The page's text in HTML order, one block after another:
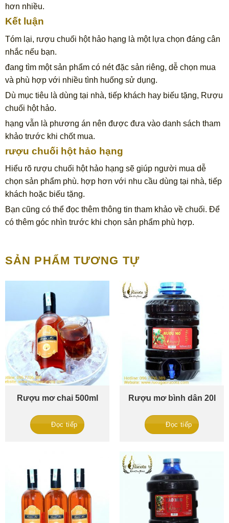
hơn nhiều.
Kết luận
Tóm lại, rượu chuối hột hảo hạng là một lựa chọn đáng cân
nhắc nếu bạn.
đang tìm một sản phẩm có nét đặc sản riêng, dễ chọn mua
và phù hợp với nhiều tình huống sử dụng.
Dù mục tiêu là dùng tại nhà, tiếp khách hay biếu tặng, Rượu
chuối hột hảo.
hạng vẫn là phương án nên được đưa vào danh sách tham
khảo trước khi chốt mua.
rượu chuối hột hảo hạng
Hiểu rõ rượu chuối hột hảo hạng sẽ giúp người mua dễ
chọn sản phẩm phù. hợp hơn với nhu cầu dùng tại nhà, tiếp
khách hoặc biếu tặng.
Bạn cũng có thể đọc thêm thông tin tham khảo về chuối. Để
có thêm góc nhìn trước khi chọn sản phẩm phù hợp.
SẢN PHẨM TƯƠNG TỰ
Rượu mơ chai 500ml
Đọc tiếp
Rượu mơ bình dân 20l
Đọc tiếp